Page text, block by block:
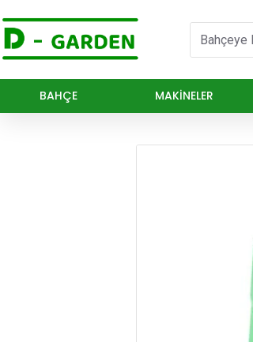
BAHÇE MAKINELER